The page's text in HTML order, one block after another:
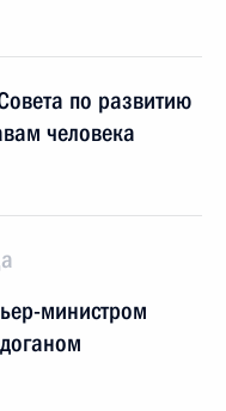
по развитию
человека
министром